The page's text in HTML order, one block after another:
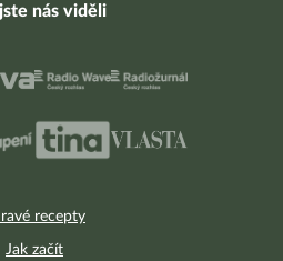
recepty
Jak začít
nás viděli